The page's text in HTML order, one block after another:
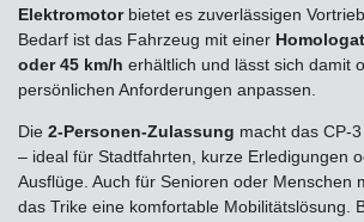
Elektromotorbietet es zuverlässigen
Bedarf ist das Fahrzeug mit einer
oder 45 km/h erhältlich und lässt sich damit
persönlichen Anforderungen anpassen.
Die 2-Personen-Zulassung macht das CP-
– ideal für Stadtfahrten, kurze Erledigungen
Ausflüge. Auch für Senioren oder Menschen
das Trike eine komfortable Mobilitätslösung.